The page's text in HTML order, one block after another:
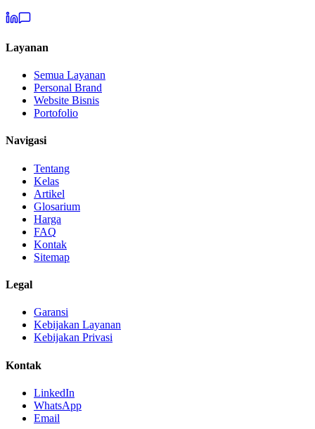
Layanan
Semua Layanan
Personal Brand
Website Bisnis
Portofolio
Navigasi
Tentang
Kelas
Artikel
Glosarium
Harga
FAQ
Kontak
Sitemap
Legal
Garansi
Kebijakan Layanan
Kebijakan Privasi
Kontak
LinkedIn
WhatsApp
Email